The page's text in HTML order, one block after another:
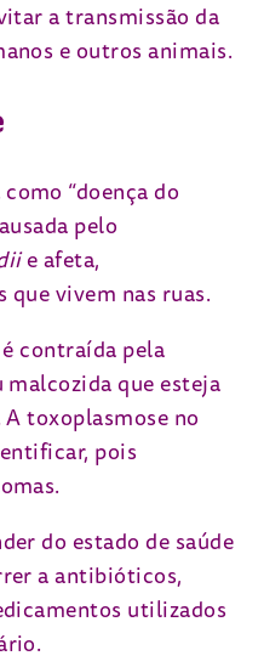
a transmissão da
e outros animais.
“doença do
pelo
e afeta,
vivem nas ruas.
contraída pela
malcozida que esteja
toxoplasmose no
pois
do estado de saúde
a antibióticos,
utilizados